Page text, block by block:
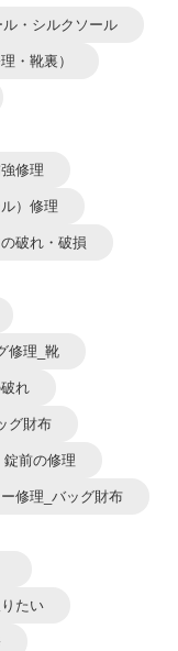
ル・シルクソール
・靴裏）
修理
）修理
破れ・破損
修理_靴
れ
グ財布
錠前の修理
修理_バッグ財布
たい